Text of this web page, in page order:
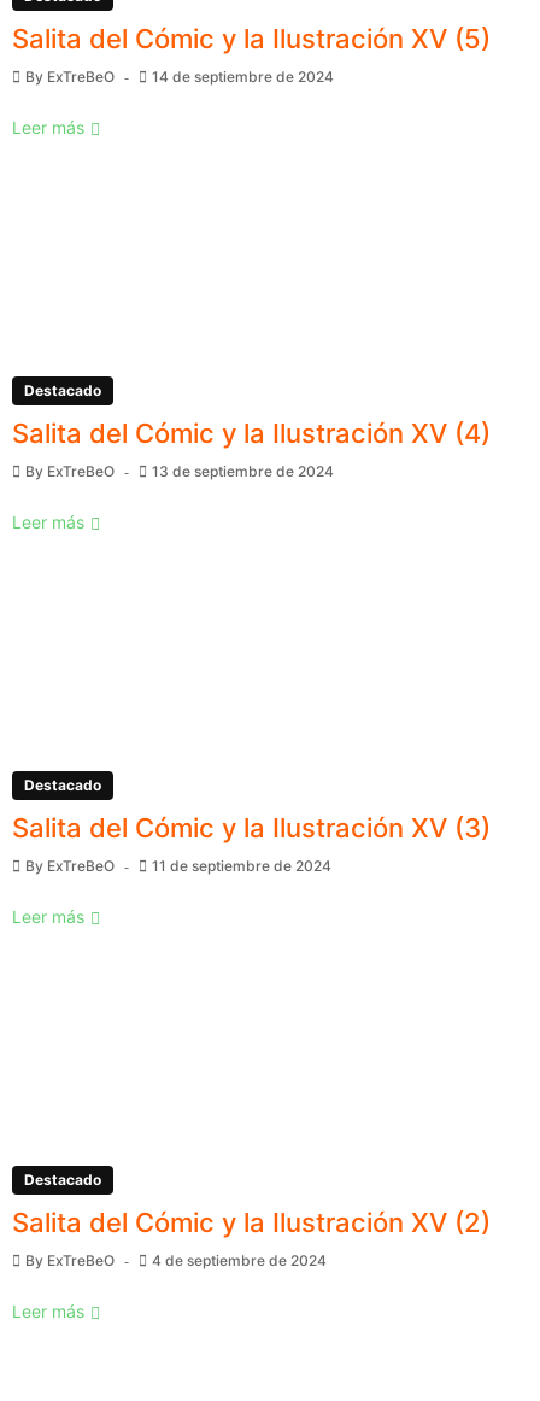
Salita del Cómic y la Ilustración XV (5)
By ExTreBeO 14 de septiembre de 2024
Leer más
Destacado
Salita del Cómic y la Ilustración XV (4)
By ExTreBeO 13 de septiembre de 2024
Leer más
Destacado
Salita del Cómic y la Ilustración XV (3)
By ExTreBeO 11 de septiembre de 2024
Leer más
Destacado
Salita del Cómic y la Ilustración XV (2)
By ExTreBeO 4 de septiembre de 2024
Leer más